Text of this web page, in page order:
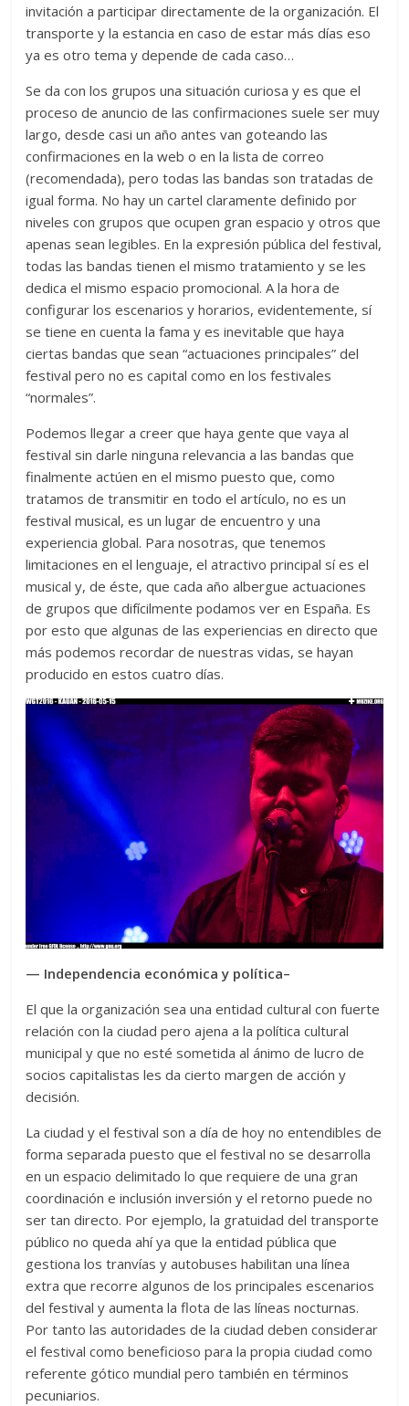
invitación a participar directamente de la organización. El
transporte y la estancia en caso de estar más días eso
ya es otro tema y depende de cada caso…
Se da con los grupos una situación curiosa y es que el
proceso de anuncio de las confirmaciones suele ser muy
largo, desde casi un año antes van goteando las
confirmaciones en la web o en la lista de correo
(recomendada), pero todas las bandas son tratadas de
igual forma. No hay un cartel claramente definido por
niveles con grupos que ocupen gran espacio y otros que
apenas sean legibles. En la expresión pública del festival,
todas las bandas tienen el mismo tratamiento y se les
dedica el mismo espacio promocional. A la hora de
configurar los escenarios y horarios, evidentemente, sí
se tiene en cuenta la fama y es inevitable que haya
ciertas bandas que sean “actuaciones principales” del
festival pero no es capital como en los festivales
“normales”.
Podemos llegar a creer que haya gente que vaya al
festival sin darle ninguna relevancia a las bandas que
finalmente actúen en el mismo puesto que, como
tratamos de transmitir en todo el artículo, no es un
festival musical, es un lugar de encuentro y una
experiencia global. Para nosotras, que tenemos
limitaciones en el lenguaje, el atractivo principal sí es el
musical y, de éste, que cada año albergue actuaciones
de grupos que difícilmente podamos ver en España. Es
por esto que algunas de las experiencias en directo que
más podemos recordar de nuestras vidas, se hayan
producido en estos cuatro días.
— Independencia económica y política–
El que la organización sea una entidad cultural con fuerte
relación con la ciudad pero ajena a la política cultural
municipal y que no esté sometida al ánimo de lucro de
socios capitalistas les da cierto margen de acción y
decisión.
La ciudad y el festival son a día de hoy no entendibles de
forma separada puesto que el festival no se desarrolla
en un espacio delimitado lo que requiere de una gran
coordinación e inclusión inversión y el retorno puede no
ser tan directo. Por ejemplo, la gratuidad del transporte
público no queda ahí ya que la entidad pública que
gestiona los tranvías y autobuses habilitan una línea
extra que recorre algunos de los principales escenarios
del festival y aumenta la flota de las líneas nocturnas.
Por tanto las autoridades de la ciudad deben considerar
el festival como beneficioso para la propia ciudad como
referente gótico mundial pero también en términos
pecuniarios.